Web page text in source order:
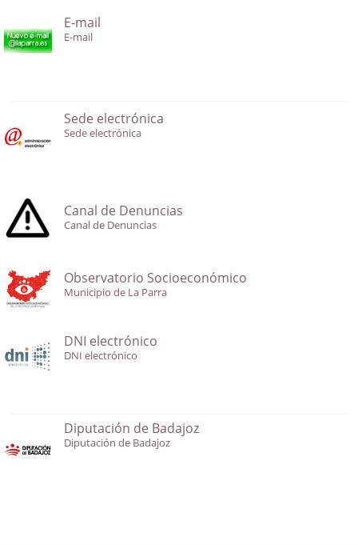
E-mail
E-mail
Sede electrónica
Sede electrónica
Canal de Denuncias
Canal de Denuncias
Observatorio Socioeconómico
Municipio de La Parra
DNI electrónico
DNI electrónico
Diputación de Badajoz
Diputación de Badajoz